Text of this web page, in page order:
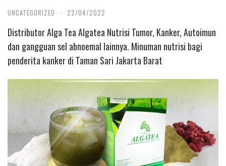
UNCATEGORIZED · 22/04/2022
Distributor Alga Tea Algatea Nutrisi Tumor, Kanker, Autoimun
dan gangguan sel abnoemal lainnya. Minuman nutrisi bagi
penderita kanker di Taman Sari Jakarta Barat